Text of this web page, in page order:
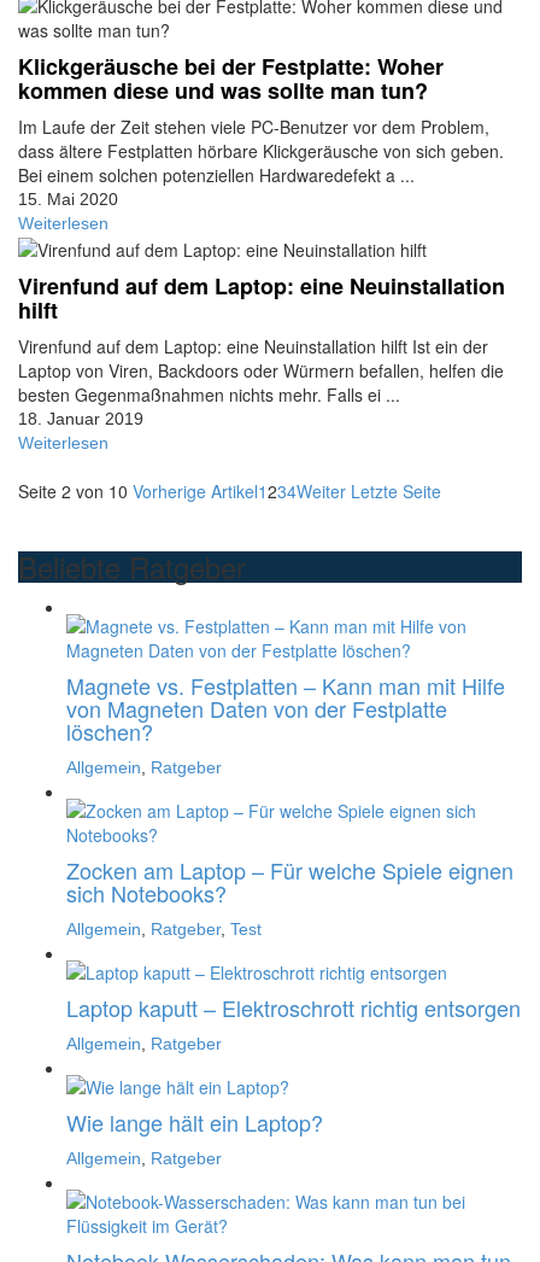
Klickgeräusche bei der Festplatte: Woher
kommen diese und was sollte man tun?
Im Laufe der Zeit stehen viele PC-Benutzer vor dem Problem,
dass ältere Festplatten hörbare Klickgeräusche von sich geben.
Bei einem solchen potenziellen Hardwaredefekt a ...
15. Mai 2020
Weiterlesen
Virenfund auf dem Laptop: eine Neuinstallation
hilft
Virenfund auf dem Laptop: eine Neuinstallation hilft Ist ein der
Laptop von Viren, Backdoors oder Würmern befallen, helfen die
besten Gegenmaßnahmen nichts mehr. Falls ei ...
18. Januar 2019
Weiterlesen
Seite 2 von 10 Vorherige Artikel1234Weiter Letzte Seite
Beliebte Ratgeber
Magnete vs. Festplatten – Kann man mit Hilfe
von Magneten Daten von der Festplatte
löschen?
Allgemein Ratgeber
Zocken am Laptop – Für welche Spiele eignen
sich Notebooks?
Allgemein Ratgeber, Test
Laptop kaputt – Elektroschrott richtig entsorgen
Allgemein Ratgeber
Wie lange hält ein Laptop?
Allgemein Ratgeber